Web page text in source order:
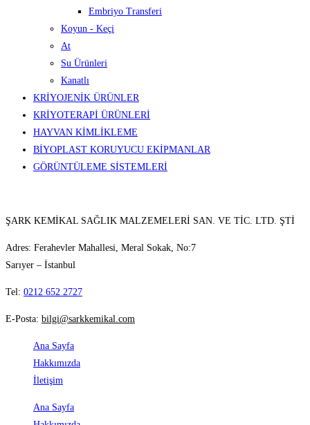
Embriyo Transferi
Koyun - Keçi
At
Su Ürünleri
Kanatlı
KRİYOJENİK ÜRÜNLER
KRİYOTERAPİ ÜRÜNLERİ
HAYVAN KİMLİKLEME
BİYOPLAST KORUYUCU EKİPMANLAR
GÖRÜNTÜLEME SİSTEMLERİ
ŞARK KEMİKAL SAĞLIK MALZEMELERİ SAN. VE TİC. LTD. ŞTİ
Adres: Ferahevler Mahallesi, Meral Sokak, No:7
Sarıyer – İstanbul
Tel: 0212 652 2727
E-Posta: bilgi@sarkkemikal.com
Ana Sayfa
Hakkımızda
İletişim
Ana Sayfa